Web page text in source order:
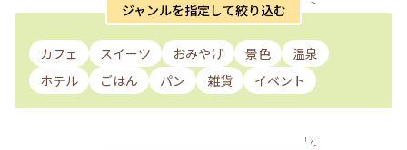
ジャンルを指定して絞り込む
カフェ スイーツ おみやげ 景色
温泉
ホテル
ごはん パン 雑貨 イベント